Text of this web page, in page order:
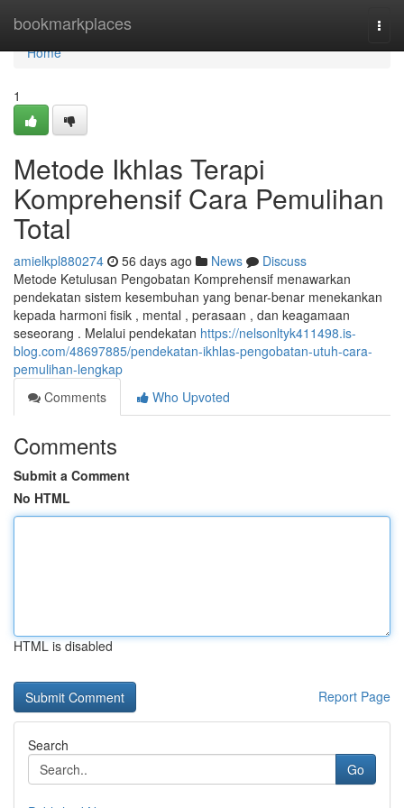
bookmarkplaces
Home
Home
1
Metode Ikhlas Terapi
Komprehensif Cara Pemulihan
Total
amielkpl880274 56 days ago News
Discuss
Metode Ketulusan Pengobatan Komprehensif menawarkan
pendekatan sistem kesembuhan yang benar-benar menekankan
kepada harmoni fisik , mental , perasaan , dan keagamaan
seseorang . Melalui pendekatan https://nelsonltyk411498.is-
blog.com/48697885/pendekatan-ikhlas-pengobatan-utuh-cara-
pemulihan-lengkap
Comments
Who Upvoted
Comments
Submit a Comment
No HTML
HTML is disabled
Report Page
Search
Go